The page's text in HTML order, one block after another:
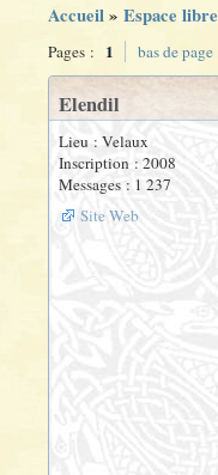
Accueil» Espace libre
Pages : 1 bas de page
Elendil
Lieu : Velaux
Inscription : 2008
Messages : 1 237
Site Web